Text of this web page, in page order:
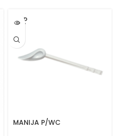
SOLD
OUT
MANIJA P/WC